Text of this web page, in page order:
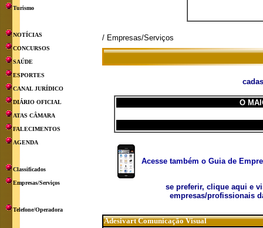
Turismo
NOTÍCIAS
CONCURSOS
SAÚDE
ESPORTES
CANAL JURÍDICO
DIÁRIO OFICIAL
ATAS CÂMARA
FALECIMENTOS
AGENDA
Classificados
Empresas/Serviços
Telefone/Operadora
/ Empresas/Serviços
O
Acesse também o Guia de
se preferir, clique aqui e
empresas/profissionais
Adesivart Comunicação Visual